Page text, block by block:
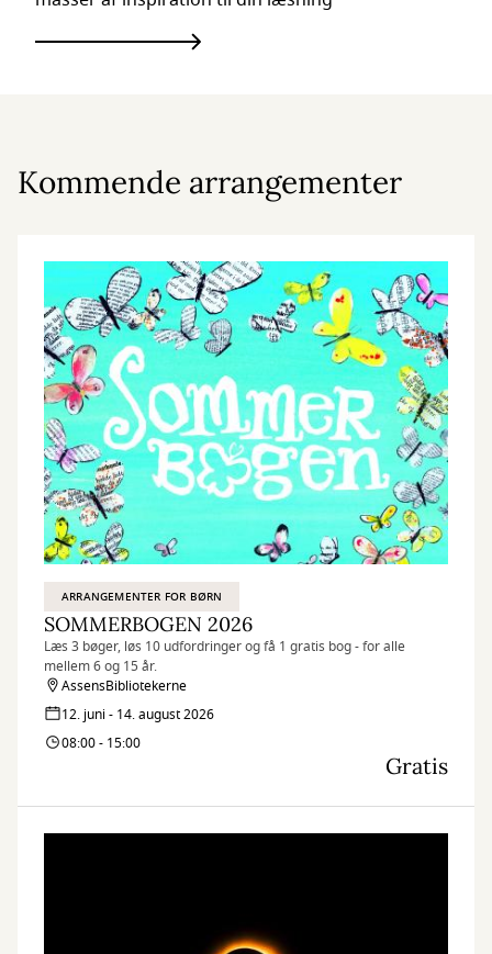
Kommende arrangementer
ARRANGEMENTER FOR BØRN
SOMMERBOGEN 2026
Læs 3 bøger, løs 10 udfordringer og få 1 gratis bog - for alle
mellem 6 og 15 år.
AssensBibliotekerne
12. juni - 14. august 2026
08:00 - 15:00
Gratis